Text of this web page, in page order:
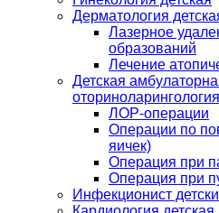
Дерматология
Лазерное
образований
Лечение
Детская
оториноларингология
ЛОР-операции
Операции по
яичек)
Операция при
Операция при
Инфекционист